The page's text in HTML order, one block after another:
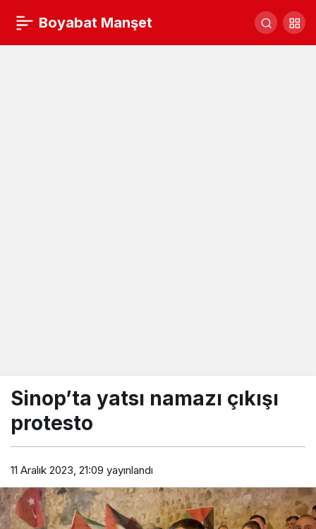
Boyabat Manşet
Sinop’ta yatsı namazı çıkışı
protesto
11 Aralık 2023, 21:09 yayınlandı
Sinop’ta 11 kaçak göçmen yakalandı…